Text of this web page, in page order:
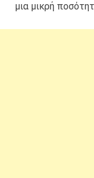
μια μικρή